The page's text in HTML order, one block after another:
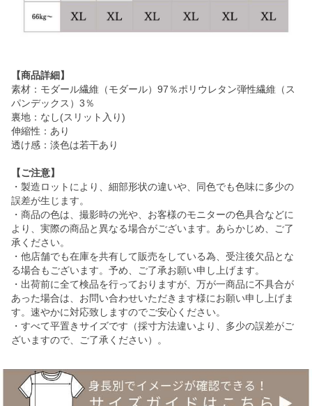
【商品詳細】
素材：モダール繊維（モダール）97％ポリウレタン弾性繊維（ス
パンデックス）3％
裏地：なし(スリット入り)
伸縮性：あり
透け感：淡色は若干あり
【ご注意】
・製造ロットにより、細部形状の違いや、同色でも色味に多少の
誤差が生じます。
・商品の色は、撮影時の光や、お客様のモニターの色具合などに
より、実際の商品と異なる場合がございます。あらかじめ、ご了
承ください。
・他店舗でも在庫を共有して販売をしている為、受注後欠品とな
る場合もございます。予め、ご了承お願い申し上げます。
・出荷前に全て検品を行っておりますが、万が一商品に不具合が
あった場合は、お問い合わせいただきます様にお願い申し上げま
す。速やかに対応致しますのでご安心ください。
・すべて平置きサイズです（採寸方法違いより、多少の誤差がご
ざいますので、ご了承ください）。